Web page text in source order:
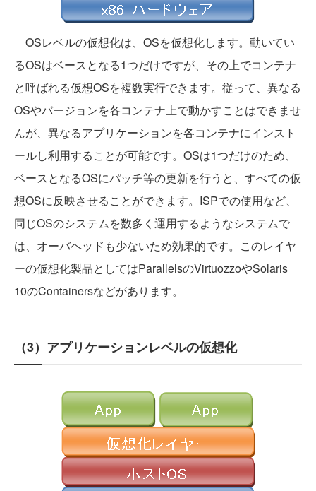
OSレベルの仮想化は、OSを仮想化します。動いてい
るOSはベースとなる1つだけですが、その上でコンテナ
と呼ばれる仮想OSを複数実行できます。従って、異なる
OSやバージョンを各コンテナ上で動かすことはできませ
んが、異なるアプリケーションを各コンテナにインスト
ールし利用することが可能です。OSは1つだけのため、
ベースとなるOSにパッチ等の更新を行うと、すべての仮
想OSに反映させることができます。ISPでの使用など、
同じOSのシステムを数多く運用するようなシステムで
は、オーバヘッドも少ないため効果的です。このレイヤ
ーの仮想化製品としてはParallelsのVirtuozzoやSolaris
10のContainersなどがあります。
（3）アプリケーションレベルの仮想化